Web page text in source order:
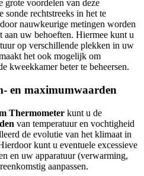
grote voordelen van deze
sonde rechtstreeks in het te
nauwkeurige metingen worden
aan uw behoeften. Hiermee kunt u
op verschillende plekken in uw
het ook mogelijk om
kweekkamer beter te beheersen.
en maximumwaarden
Thermometer kunt u de
van temperatuur en vochtigheid
de evolutie van het klimaat in
kunt u eventuele excessieve
en uw apparatuur (verwarming,
aanpassen.